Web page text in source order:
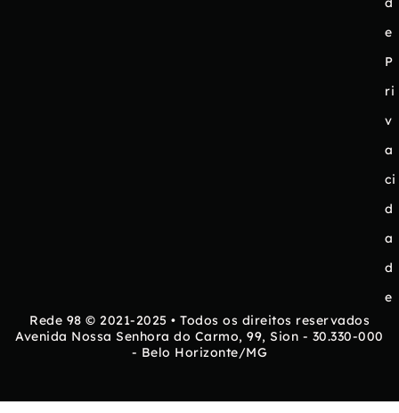
e
P
ri
v
a
ci
d
a
d
e
Rede 98 © 2021-2025 • Todos os direitos reservados
Avenida Nossa Senhora do Carmo, 99, Sion - 30.330-000
- Belo Horizonte/MG